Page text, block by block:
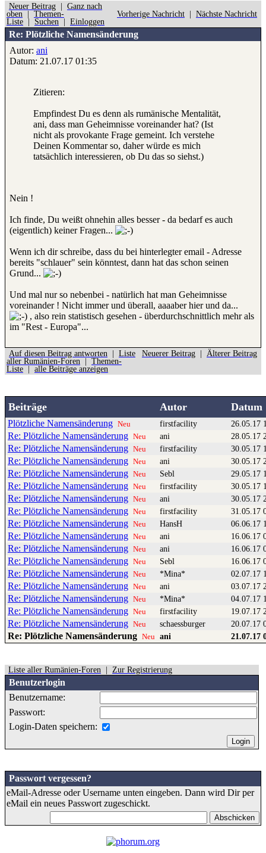
Neuer Beitrag
Ganz nach
oben
Themen-
Liste
Suchen Einloggen
Vorherige Nachricht Nächste Nachricht
Re: Plötzliche Namensänderung
Autor: ani
Datum: 21.07.17 01:35
Zitieren:
Empfindest Du es denn als rumänische Mentalität,
ani, dass man Geheimnisse voreinander hat? (Ist
nicht als provokante Frage gemeint. Ich verstehe
Deinen Kommentar so, daher würde es mich
tatsächlich interessieren, ob Du das so siehst.)
Nein !
Ich finde, Du weißt ohnehin alles besser - da bedarf es auch
(eigentlich) keiner Fragen...
Wenn ich dir schreibe, dass du bei hinterlegter email - Adresse
bereits "schlauer" sein könntest, dann hat das schon seinen
Grund...
Und mal nur so nebenbei - natürlich hat man Geheimnisse
voreinander ! Nicht immer und überall, aaaaber hier und da...
, also rein statistisch gesehen - überdurchschnittlich mehr als
im "Rest - Europa"...
Auf diesen Beitrag antworten
Liste
aller Rumänien-Foren
Themen-
Liste
alle Beiträge anzeigen
Neuerer Beitrag Älterer Beitrag
Beiträge Autor Datum
Plötzliche Namensänderung Neu firstfacility 26.05.17
Re: Plötzliche Namensänderung Neu ani 28.05.17
Re: Plötzliche Namensänderung Neu firstfacility 30.05.17
Re: Plötzliche Namensänderung Neu ani 30.05.17
Re: Plötzliche Namensänderung Neu Sebl 29.05.17
Re: Plötzliche Namensänderung Neu firstfacility 30.05.17
Re: Plötzliche Namensänderung Neu ani 30.05.17
Re: Plötzliche Namensänderung Neu firstfacility 31.05.17
Re: Plötzliche Namensänderung Neu HansH 06.06.17
Re: Plötzliche Namensänderung Neu ani 16.06.17
Re: Plötzliche Namensänderung Neu ani 16.06.17
Re: Plötzliche Namensänderung Neu Sebl 16.06.17
Re: Plötzliche Namensänderung Neu *Mina* 02.07.17
Re: Plötzliche Namensänderung Neu ani 03.07.17
Re: Plötzliche Namensänderung Neu *Mina* 04.07.17
Re: Plötzliche Namensänderung Neu firstfacility 19.07.17
Re: Plötzliche Namensänderung Neu schaessburger 20.07.17
Re: Plötzliche Namensänderung Neu ani 21.07.17
Liste aller Rumänien-Foren Zur Registrierung
Benutzerlogin
Benutzername:
Passwort:
Login-Daten speichern:
Passwort vergessen?
eMail-Adresse oder Username unten eingeben. Dann wird Dir per
eMail ein neues Passwort zugeschickt.